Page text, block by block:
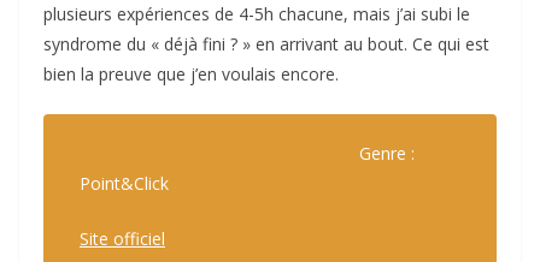
plusieurs expériences de 4-5h chacune, mais j’ai subi le
syndrome du « déjà fini ? » en arrivant au bout. Ce qui est
bien la preuve que j’en voulais encore.
Genre :
Point&Click
Site officiel